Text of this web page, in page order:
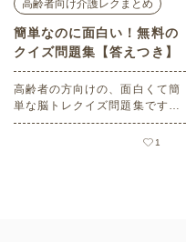
高齢者向け介護レクまとめ
簡単なのに面白い！無料の
クイズ問題集【答えつき】
高齢者の方向けの、面白くて簡
単な脳トレクイズ問題集です。
問題用紙のPDFはA4サイズで無
料印刷可能。答え付きですか
1